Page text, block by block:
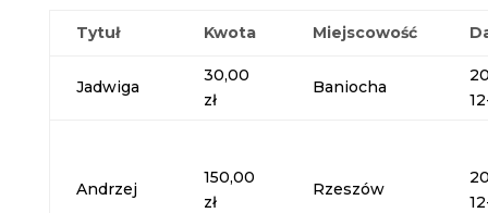
Tytuł Kwota Miejscowość
Jadwiga
30,00
zł
Baniocha
Andrzej
150,00
zł
Rzeszów